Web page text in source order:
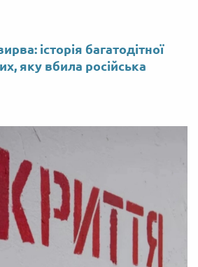
історія багатодітної
яку вбила російська